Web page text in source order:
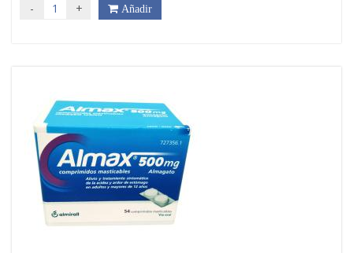
- + Añadir